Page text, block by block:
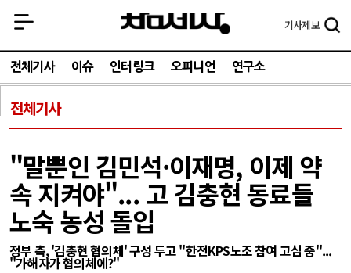
기사제보
전체기사 이슈 인터링크 오피니언 연구소
전체기사
"말뿐인 김민석·이재명, 이제 약
속 지켜야"... 고 김충현 동료들
노숙 농성 돌입
정부 측, '김충현 협의체' 구성 두고 "한전KPS노조 참여 고심 중"...
"가해자가 협의체에?"